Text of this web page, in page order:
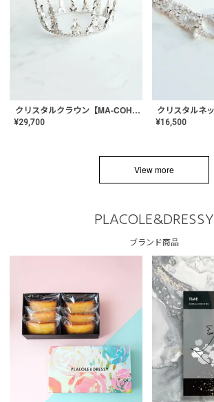
クリスタルクラウン【MA-COHD-01】韓国風クラウン/ウェディングクラウン/ティアラ
¥29,700 ¥16,500
View more
PLACOLE&DRESSY
ブランド商品